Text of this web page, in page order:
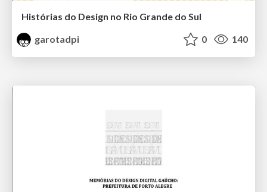
Histórias do Design no Rio Grande do Sul
garotadpi
0 140